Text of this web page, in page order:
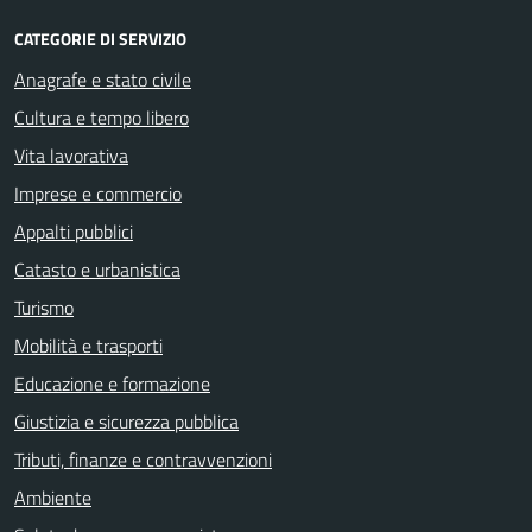
CATEGORIE DI SERVIZIO
Anagrafe e stato civile
Cultura e tempo libero
Vita lavorativa
Imprese e commercio
Appalti pubblici
Catasto e urbanistica
Turismo
Mobilità e trasporti
Educazione e formazione
Giustizia e sicurezza pubblica
Tributi, finanze e contravvenzioni
Ambiente